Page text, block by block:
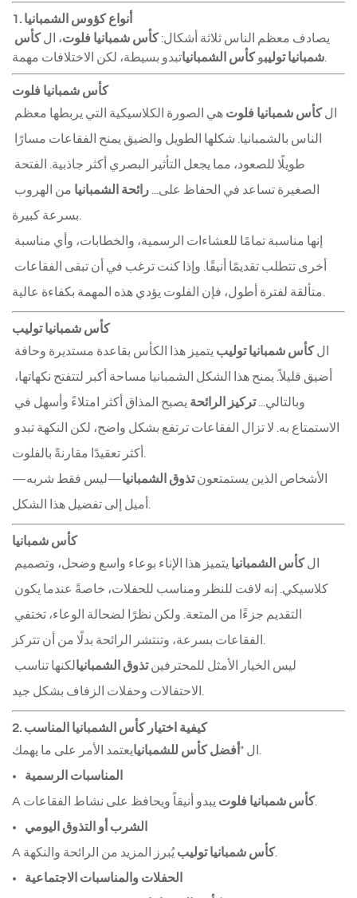
1. أنواع كؤوس الشمبانيا
يصادف معظم الناس ثلاثة أشكال: كأس شمبانيا فلوت، ال
شمبانيا توليبو كأس الشمبانيا
كأس شمبانيا فلوت
ال كأس شمبانيا فلوت
الصغيرة تساعد في الحفاظ على... رائحة الشمبانيا
كأس شمبانيا توليب
ال كأس شمبانيا توليب
وبالتالي... تركيز الرائحة
الأشخاص الذين يستمتعون تذوق الشمبانيا—ليس فقط شربه—
كأس شمبانيا
ال كأس الشمبانيا
ليس الخيار الأمثل للمحترفين تذوق الشمبانيا
2. كيفية اختيار كأس الشمبانيا المناسب
ال " أفضل كأس للشمبانيا
المناسبات الرسمية
A
كأس شمبانيا فلوت
الشرب أو التذوق اليومي
A
كأس شمبانيا توليب
الحفلات والمناسبات الاجتماعية